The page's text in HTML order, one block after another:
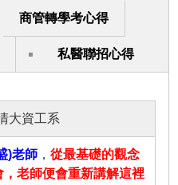
商管轉學考心得
私醫聯招心得
大資工系
)老師 ，從最基礎的觀念
老師便會重新講解這裡